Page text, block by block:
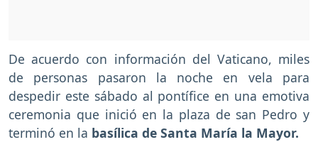
De acuerdo con información del Vaticano, miles
de personas pasaron la noche en vela para
despedir este sábado al pontífice en una emotiva
ceremonia que inició en la plaza de san Pedro y
terminó en la basílica de Santa María la Mayor.